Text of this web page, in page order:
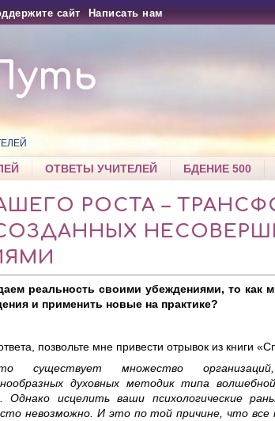
сайт Написать нам
ОТВЕТЫ УЧИТЕЛЕЙ БДЕНИЕ 500
РОСТА –
реальность своими убеждениями, то как
и применить новые на практике?
позвольте мне привести отрывок из книги
существует множество организаций,
духовных методик типа
исцелить ваши психологические
невозможно. И это по той причине, что все